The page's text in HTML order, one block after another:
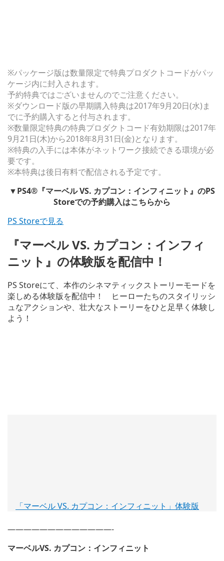
※パッケージ版は数量限定で特典プロダクトコードがパッ
ケージ内に封入されます。
予約特典ではございませんのでご注意ください。
※ダウンロード版の早期購入特典は2017年9月20日(水)ま
でに予約購入すると付与されます。
※数量限定特典の特典プロダクトコード有効期限は2017年
9月21日(木)から2018年8月31日(金)となります。
※特典の入手には本体がネットワーク接続できる環境が必
要です。
※本特典は後日有料で配信される予定です。
▼PS4®『マーベル VS. カプコン：インフィニット』のPS
Storeでの予約購入はこちらから
PS Storeで見る
『マーベル VS. カプコン：インフィ
ニット』の体験版を配信中！
PS Storeにて、本作のシネマティックストーリーモードを
楽しめる体験版を配信中！ ヒーローたちのスタイリッシ
ュなアクションや、壮大なストーリーをひと足早く体験し
よう！
「マーベル VS. カプコン：インフィニット」体験版
—————————————-
マーベルVS. カプコン：インフィニット